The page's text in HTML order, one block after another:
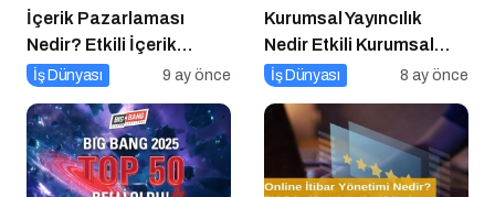
İçerik Pazarlaması
Nedir? Etkili İçerik
Pazarlaması İçin 10
İş Dünyası 9 ay önce
Kurumsal Yayıncılık
Nedir Etkili Kurumsal
Yayıncılık İçin 10 Altın
İş Dünyası 8 ay önce